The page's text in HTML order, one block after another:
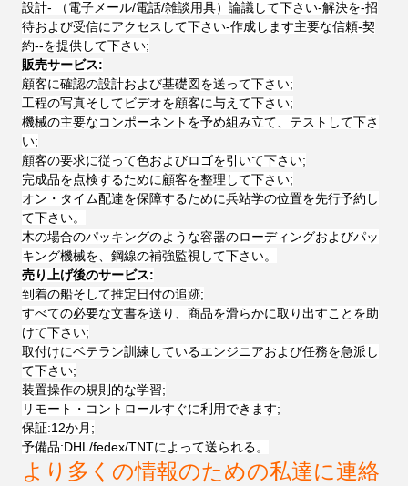
設計- （電子メール/電話/雑談用具）論議して下さい-解決を-招
待および受信にアクセスして下さい-作成します主要な信頼-契
約--を提供して下さい;
販売サービス:
顧客に確認の設計および基礎図を送って下さい;
工程の写真そしてビデオを顧客に与えて下さい;
機械の主要なコンポーネントを予め組み立て、テストして下さ
い;
顧客の要求に従って色およびロゴを引いて下さい;
完成品を点検するために顧客を整理して下さい;
オン・タイム配達を保障するために兵站学の位置を先行予約し
て下さい。
木の場合のパッキングのような容器のローディングおよびパッ
キング機械を、鋼線の補強監視して下さい。
売り上げ後のサービス:
到着の船そして推定日付の追跡;
すべての必要な文書を送り、商品を滑らかに取り出すことを助
けて下さい;
取付けにベテラン訓練しているエンジニアおよび任務を急派し
て下さい;
装置操作の規則的な学習;
リモート・コントロールすぐに利用できます;
保証:12か月;
予備品:DHL/fedex/TNTによって送られる。
より多くの情報のための私達に連絡